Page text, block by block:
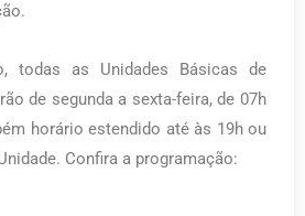
todas as Unidades Básicas de
de segunda a sexta-feira, de 07h
horário estendido até às 19h ou
Confira a programação: